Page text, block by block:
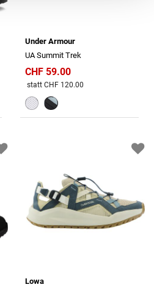
Under Armour
UA Summit Trek
CHF 59.00
Preis reduziert von
statt CHF 120.00
Lowa